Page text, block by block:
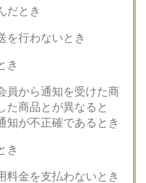
だとき
を行わないとき
き
員から通知を受けた商
た商品とが異なると
知が不正確であるとき
き
料金を支払わないとき